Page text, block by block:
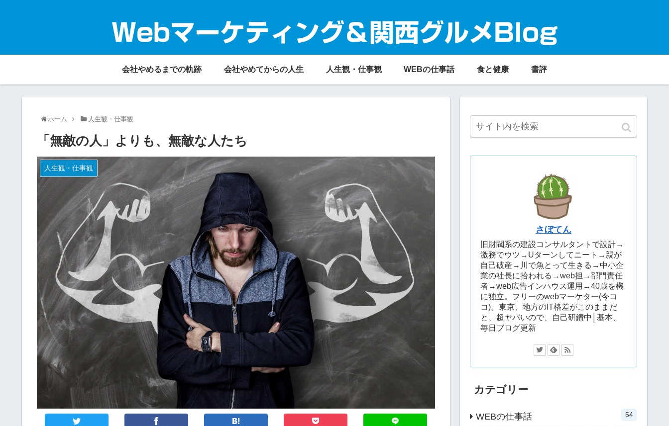
Webマーケティング＆関西グルメBlog
会社やめるまでの軌跡 会社やめてからの人生 人生観・仕事観 WEBの仕事話 食と健康 書評
ホーム 人生観・仕事観
「無敵の人」よりも、無敵な人たち
人生観・仕事観
さぼてん
旧財閥系の建設コンサルタントで設計→
激務でウツ→Uターンしてニート→親が
自己破産→川で魚とって生きる→中小企
業の社長に拾われる→web担→部門責任
者→web広告インハウス運用→40歳を機
に独立。フリーのwebマーケター(今コ
コ)。東京、地方のIT格差がこのままだ
と、超ヤバいので、自己研鑽中│基本、
毎日ブログ更新
カテゴリー
WEBの仕事話 54